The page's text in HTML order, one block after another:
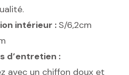
intérieur : S/6,2cm
d’entretien :
avec un chiffon doux et